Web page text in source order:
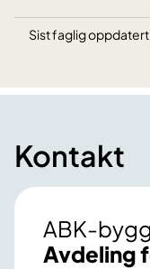
Sist faglig
Kontakt
ABK-
Avdeling